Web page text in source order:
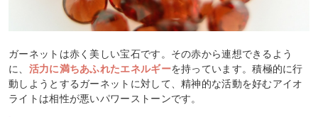
ガーネットは赤く美しい宝石です。その赤から連想できるよう
に、 活力に満ちあふれたエネルギーを持っています。積極的に行
動しようとするガーネットに対して、精神的な活動を好むアイオ
ライトは相性が悪いパワーストーンです。